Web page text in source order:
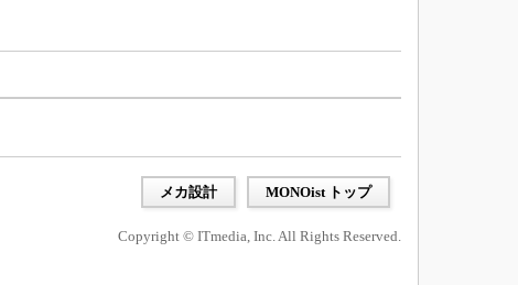
メカ設計 MONOist トップ
Copyright © ITmedia, Inc. All Rights Reserved.